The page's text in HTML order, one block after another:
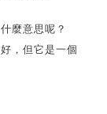
麼意思呢？
，但它是一個